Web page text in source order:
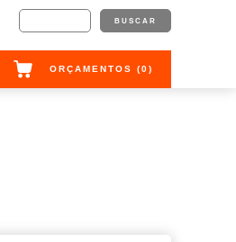
ORÇAMENTOS (0)